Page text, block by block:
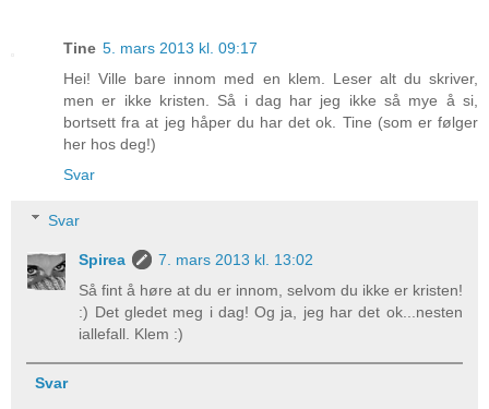
Tine 5. mars 2013 kl. 09:17
Hei! Ville bare innom med en klem. Leser alt du skriver,
men er ikke kristen. Så i dag har jeg ikke så mye å si,
bortsett fra at jeg håper du har det ok. Tine (som er følger
her hos deg!)
Svar
Svar
Spirea
7. mars 2013 kl. 13:02
Så fint å høre at du er innom, selvom du ikke er kristen!
:) Det gledet meg i dag! Og ja, jeg har det ok...nesten
iallefall. Klem :)
Svar